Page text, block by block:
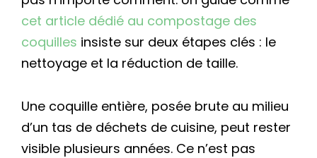
cet article dédié au compostage des
coquilles insiste sur deux étapes clés : le
nettoyage et la réduction de taille.
Une coquille entière, posée brute au milieu
d’un tas de déchets de cuisine, peut rester
visible plusieurs années. Ce n’est pas